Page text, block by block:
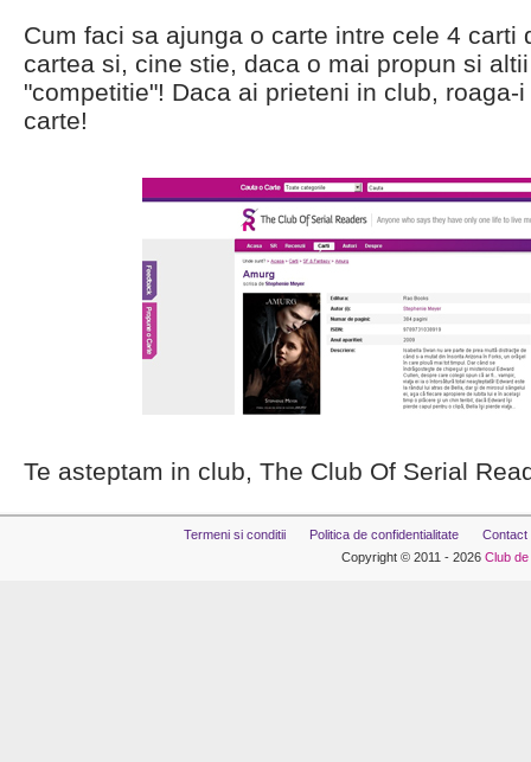
Cum faci sa ajunga o carte intre cele 4 carti
cartea si, cine stie, daca o mai propun si
"competitie"! Daca ai prieteni in club,
carte!
Te asteptam in club, The Club Of Serial
Termeni si conditii Politica de confidentialitate
Contact
Copyright © 2011 - 2026 Club